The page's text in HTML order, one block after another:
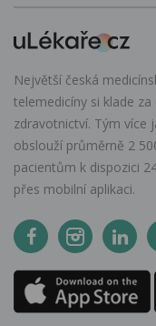
Největší česká
telemedicíny si klade
zdravotnictví. Tým více
obslouží průměrně 2
pacientům k dispozici
přes mobilní aplikaci.